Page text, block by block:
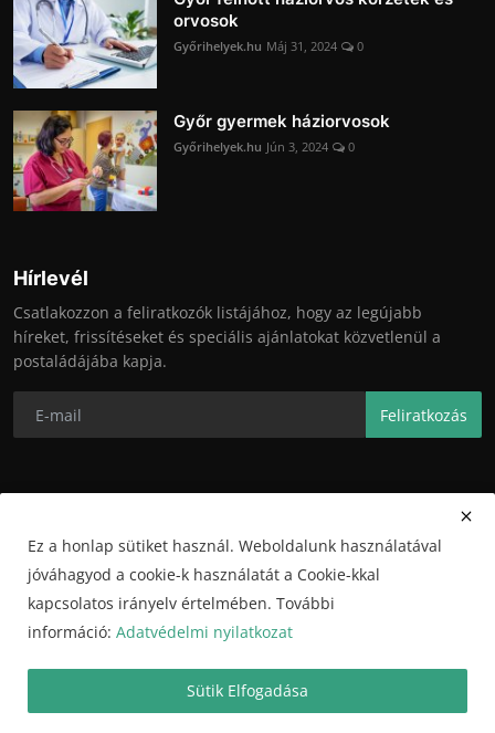
orvosok
Győrihelyek.hu Máj 31, 2024 0
Győr gyermek háziorvosok
Győrihelyek.hu Jún 3, 2024 0
Hírlevél
Csatlakozzon a feliratkozók listájához, hogy az legújabb
híreket, frissítéseket és speciális ajánlatokat közvetlenül a
postaládájába kapja.
Feliratkozás
Általános felhasználási feltételek
Ez a honlap sütiket használ. Weboldalunk használatával
jóváhagyod a cookie-k használatát a Cookie-kkal
kapcsolatos irányelv értelmében. További
információ: Adatvédelmi nyilatkozat
Sütik Elfogadása